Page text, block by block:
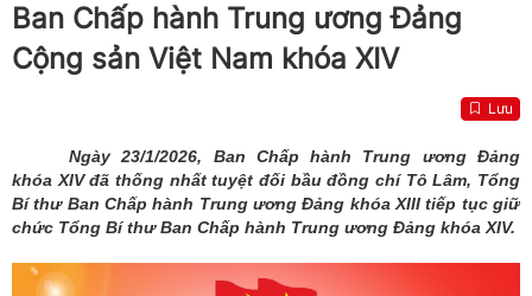
Ban Chấp hành Trung ương Đảng
Cộng sản Việt Nam khóa XIV
Lưu
Ngày 23/1/2026, Ban Chấp hành Trung ương Đảng
khóa XIV đã thống nhất tuyệt đối bầu đồng chí Tô Lâm, Tổng
Bí thư Ban Chấp hành Trung ương Đảng khóa XIII tiếp tục giữ
chức Tổng Bí thư Ban Chấp hành Trung ương Đảng khóa XIV.